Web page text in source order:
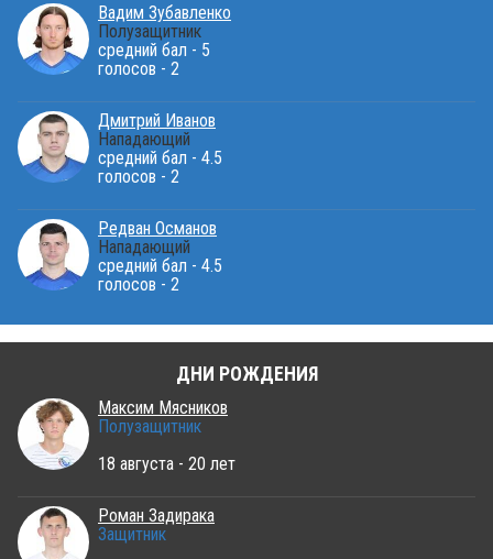
Вадим Зубавленко
Полузащитник
средний бал - 5
голосов - 2
Дмитрий Иванов
Нападающий
средний бал - 4.5
голосов - 2
Редван Османов
Нападающий
средний бал - 4.5
голосов - 2
ДНИ РОЖДЕНИЯ
Максим Мясников
Полузащитник
18 августа - 20 лет
Роман Задирака
Защитник